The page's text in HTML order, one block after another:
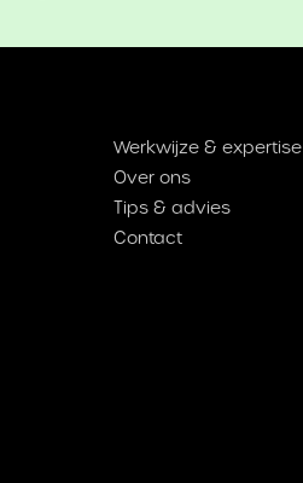
Werkwijze & expertise
Over ons
Tips & advies
Contact